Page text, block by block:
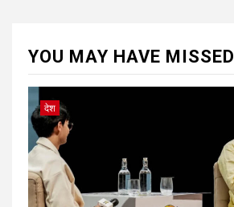
YOU MAY HAVE MISSED
देश